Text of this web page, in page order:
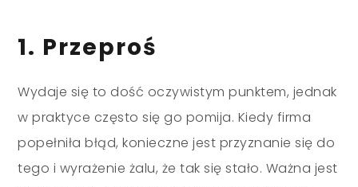
1. Przeproś
Wydaje się to dość oczywistym punktem, jednak
w praktyce często się go pomija. Kiedy firma
popełniła błąd, konieczne jest przyznanie się do
tego i wyrażenie żalu, że tak się stało. Ważna jest